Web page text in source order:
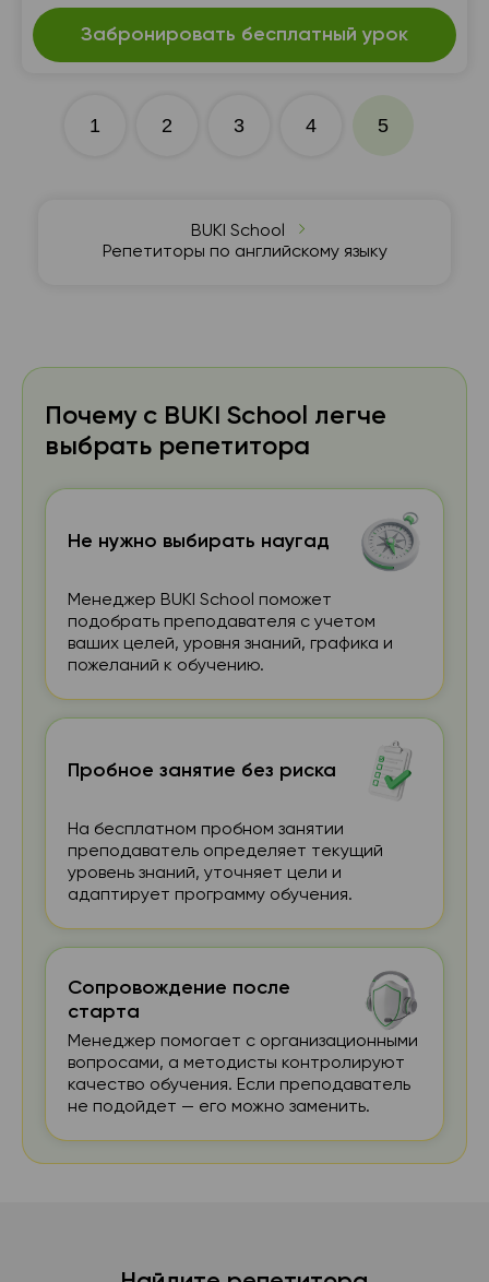
Забронировать бесплатный урок
1 2 3 4 5
BUKI School
Репетиторы по английскому языку
Почему с BUKI School легче
выбрать репетитора
Не нужно выбирать наугад
Менеджер BUKI School поможет
подобрать преподавателя с учетом
ваших целей, уровня знаний, графика и
пожеланий к обучению.
Пробное занятие без риска
На бесплатном пробном занятии
преподаватель определяет текущий
уровень знаний, уточняет цели и
адаптирует программу обучения.
Сопровождение после
старта
Менеджер помогает с организационными
вопросами, а методисты контролируют
качество обучения. Если преподаватель
не подойдет — его можно заменить.